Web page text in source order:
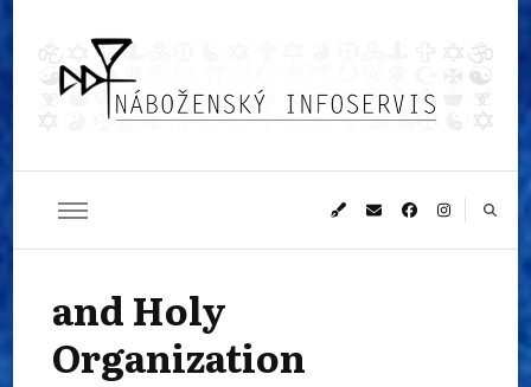
Náboženský
infoservis
and Holy
Organization